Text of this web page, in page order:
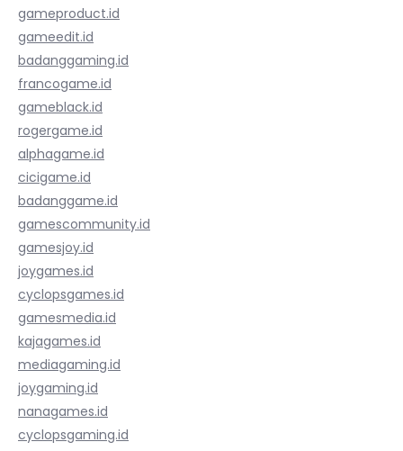
gameproduct.id
gameedit.id
badanggaming.id
francogame.id
gameblack.id
rogergame.id
alphagame.id
cicigame.id
badanggame.id
gamescommunity.id
gamesjoy.id
joygames.id
cyclopsgames.id
gamesmedia.id
kajagames.id
mediagaming.id
joygaming.id
nanagames.id
cyclopsgaming.id